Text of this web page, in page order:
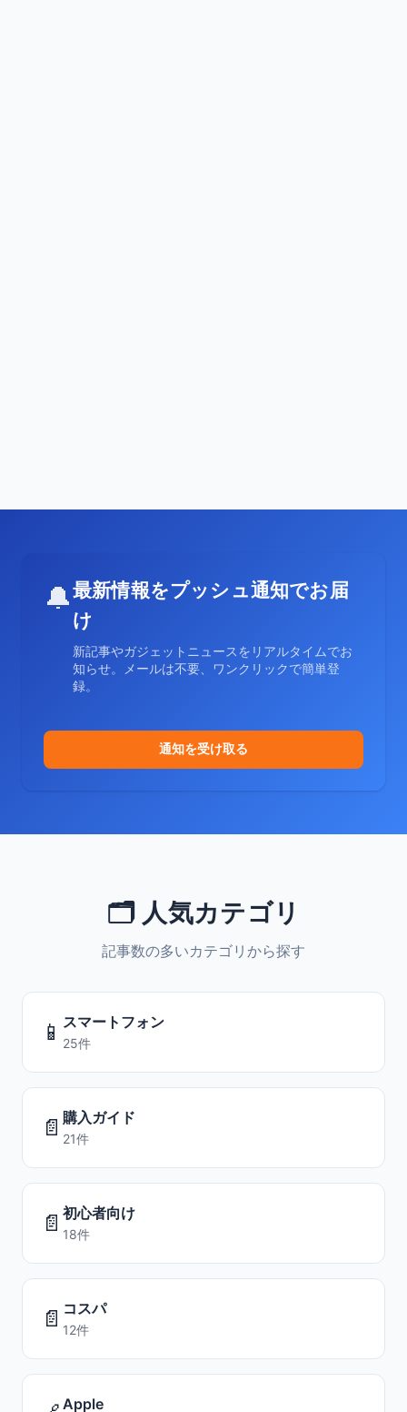
🔔最新情報をプッシュ通知でお届
け
新記事やガジェットニュースをリアルタイムでお
知らせ。メールは不要、ワンクリックで簡単登
録。
通知を受け取る
🗂️ 人気カテゴリ
記事数の多いカテゴリから探す
📱 スマートフォン
25件
📄 購入ガイド
21件
📄 初心者向け
18件
📄 コスパ
12件
Apple